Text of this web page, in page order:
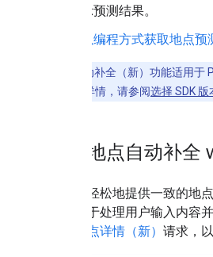
示预测结果。
以编程方式获取地点预
自动补全（新）功能适用于
本。如需了解详情，请参阅选择 SDK 版
添加地点自动补全
为了更轻松地提供一致的
面，用于处理用户输入内容
地点详情（新） 请求，